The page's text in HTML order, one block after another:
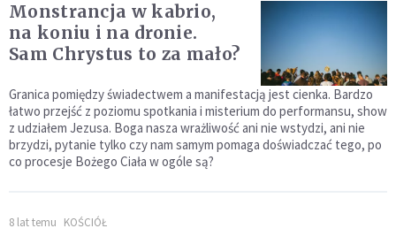
Monstrancja w kabrio,
na koniu i na dronie.
Sam Chrystus to za mało?
Granica pomiędzy świadectwem a manifestacją jest cienka. Bardzo
łatwo przejść z poziomu spotkania i misterium do performansu, show
z udziałem Jezusa. Boga nasza wrażliwość ani nie wstydzi, ani nie
brzydzi, pytanie tylko czy nam samym pomaga doświadczać tego, po
co procesje Bożego Ciała w ogóle są?
8 lat temu KOŚCIÓŁ